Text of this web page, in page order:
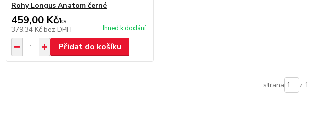
Rohy Longus Anatom černé
459,00 Kč/ks
379,34 Kč bez DPH Ihned k dodání
Přidat do košíku
strana z 1